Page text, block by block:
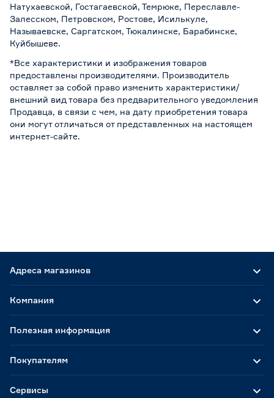
Натухаевской, Гостагаевской, Темрюке, Переславле-
Залесском, Петровском, Ростове, Исилькуле,
Называевске, Саргатском, Тюкалинске, Барабинске,
Куйбышеве.
*Все характеристики и изображения товаров
предоставлены производителями. Производитель
оставляет за собой право изменить характеристики/
внешний вид товара без предварительного уведомления
Продавца, в связи с чем, на дату приобретения товара
они могут отличаться от представленных на настоящем
интернет-сайте.
Адреса магазинов
Компания
Полезная информация
Покупателям
Сервисы